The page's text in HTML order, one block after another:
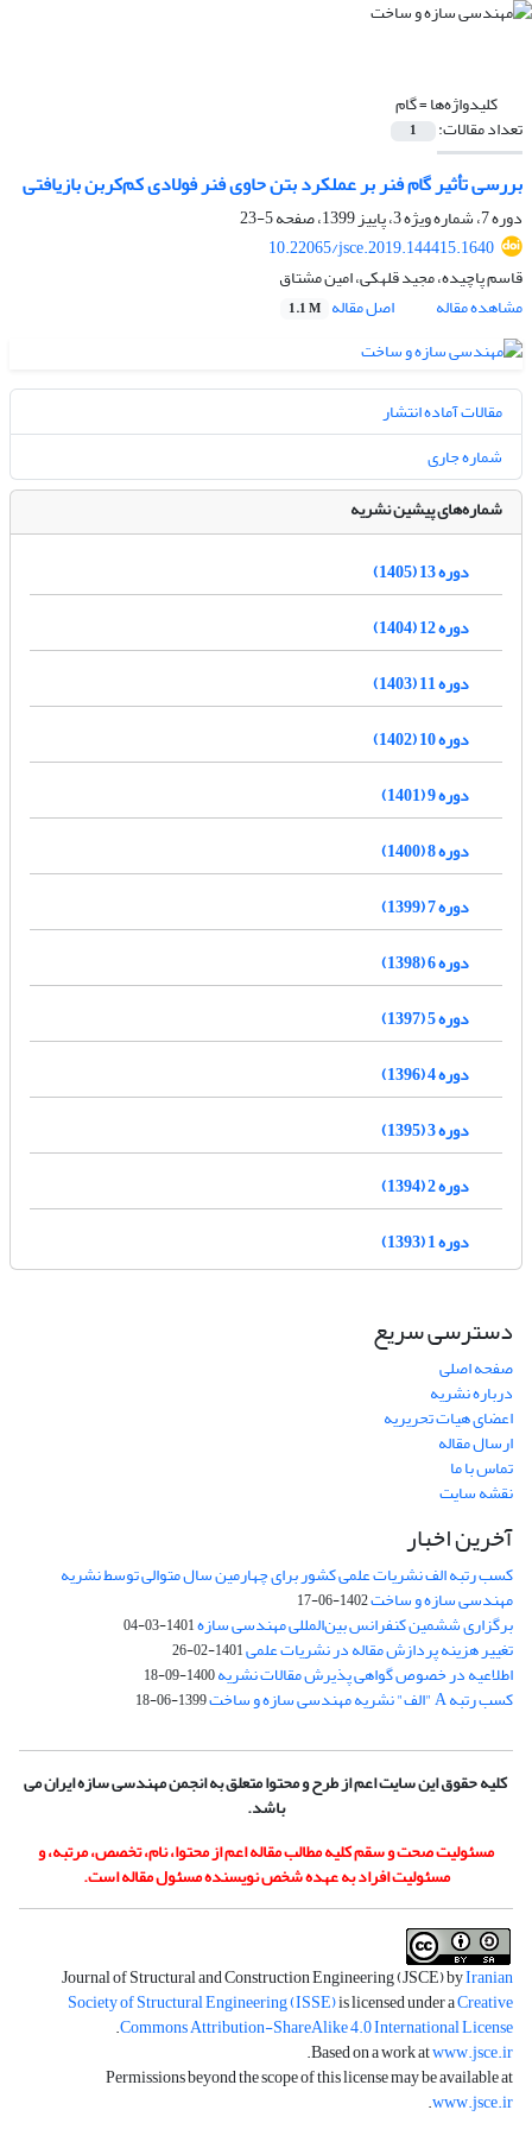
کلیدواژه‌ها =گام
تعداد مقالات: 1
بررسی تأثیر گام فنر بر عملکرد بتن حاوی فنر فولادی کم‌کربن بازیافتی
دوره 7، شماره ویژه 3، پاییز 1399، صفحه
5-23
10.22065/jsce.2019.144415.1640
قاسم پاچیده، مجید قلهکی، امین مشتاق
مشاهده مقاله
اصل مقاله 1.1 M
مقالات آماده انتشار
شماره جاری
شماره‌های پیشین نشریه
دوره 13 (1405)
دوره 12 (1404)
دوره 11 (1403)
دوره 10 (1402)
دوره 9 (1401)
دوره 8 (1400)
دوره 7 (1399)
دوره 6 (1398)
دوره 5 (1397)
دوره 4 (1396)
دوره 3 (1395)
دوره 2 (1394)
دوره 1 (1393)
دسترسی سریع
صفحه اصلی
درباره نشریه
اعضای هیات تحریریه
ارسال مقاله
تماس با ما
نقشه سایت
آخرین اخبار
کسب رتبه الف نشریات علمی کشور برای چهارمین سال متوالی توسط نشریه
مهندسی سازه و ساخت1402-06-17
برگزاری ششمین کنفرانس بین‌المللی مهندسی سازه1401-03-04
تغییر هزینه پردازش مقاله در نشریات علمی1401-02-26
اطلاعیه در خصوص گواهی پذیرش مقالات نشریه1400-09-18
کسب رتبه A "الف" نشریه مهندسی سازه و ساخت 1399-06-18
کلیه حقوق این سایت اعم از طرح و محتوا متعلق به انجمن مهندسی سازه ایران می
باشد.
مسئولیت صحت و سقم کلیه مطالب مقاله اعم از محتوا، نام، تخصص، مرتبه، و
مسئولیت افراد به عهده شخص نویسنده مسئول مقاله است.
Journal of Structural and Construction Engineering (JSCE) byIranian
Society of Structural Engineering (ISSE)is licensed under aCreative
Commons Attribution-ShareAlike 4.0 International License
.
Based on a work atwww.jsce.ir
.
Permissions beyond the scope of this license may be available at
www.jsce.ir
.